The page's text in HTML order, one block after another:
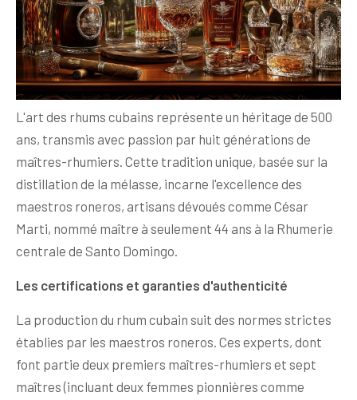
L'art des rhums cubains représente un héritage de 500
ans, transmis avec passion par huit générations de
maîtres-rhumiers. Cette tradition unique, basée sur la
distillation de la mélasse, incarne l'excellence des
maestros roneros, artisans dévoués comme César
Marti, nommé maître à seulement 44 ans à la Rhumerie
centrale de Santo Domingo.
Les certifications et garanties d'authenticité
La production du rhum cubain suit des normes strictes
établies par les maestros roneros. Ces experts, dont
font partie deux premiers maîtres-rhumiers et sept
maîtres (incluant deux femmes pionnières comme